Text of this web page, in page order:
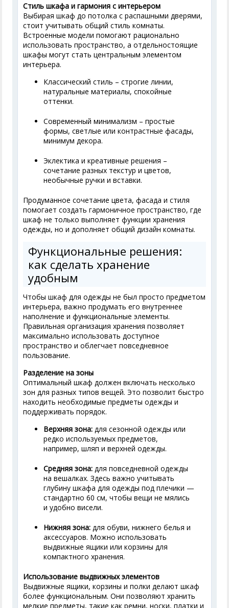
Стиль шкафа и гармония с интерьером
Выбирая шкаф до потолка с распашными дверями,
стоит учитывать общий стиль комнаты.
Встроенные модели помогают рационально
использовать пространство, а отдельностоящие
шкафы могут стать центральным элементом
интерьера.
Классический стиль – строгие линии,
натуральные материалы, спокойные
оттенки.
Современный минимализм – простые
формы, светлые или контрастные фасады,
минимум декора.
Эклектика и креативные решения –
сочетание разных текстур и цветов,
необычные ручки и вставки.
Продуманное сочетание цвета, фасада и стиля
помогает создать гармоничное пространство, где
шкаф не только выполняет функции хранения
одежды, но и дополняет общий дизайн комнаты.
Функциональные решения:
как сделать хранение
удобным
Чтобы шкаф для одежды не был просто предметом
интерьера, важно продумать его внутреннее
наполнение и функциональные элементы.
Правильная организация хранения позволяет
максимально использовать доступное
пространство и облегчает повседневное
пользование.
Разделение на зоны
Оптимальный шкаф должен включать несколько
зон для разных типов вещей. Это позволит быстро
находить необходимые предметы одежды и
поддерживать порядок.
Верхняя зона: для сезонной одежды или
редко используемых предметов,
например, шляп и верхней одежды.
Средняя зона: для повседневной одежды
на вешалках. Здесь важно учитывать
глубину шкафа для одежды под плечики —
стандартно 60 см, чтобы вещи не мялись
и удобно висели.
Нижняя зона: для обуви, нижнего белья и
аксессуаров. Можно использовать
выдвижные ящики или корзины для
компактного хранения.
Использование выдвижных элементов
Выдвижные ящики, корзины и полки делают шкаф
более функциональным. Они позволяют хранить
мелкие предметы, такие как ремни, носки, платки и